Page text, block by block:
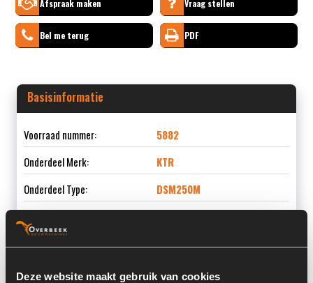
Deze website maakt gebruik van cookies
Afspraak maken Vraag stellen
Bel me terug PDF
Basisinformatie
Voorraad nummer:
5882
Onderdeel Merk:
KTR
Onderdeel Type:
DSM250M